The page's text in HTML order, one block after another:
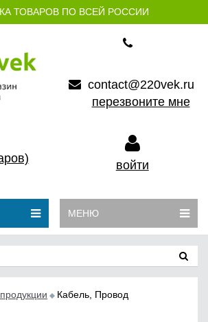
ТОВАРОВ ПО ВСЕЙ РОССИИ
contact@220vek.ru
перезвоните мне
войти
МЕНЮ
Кабель, Провод